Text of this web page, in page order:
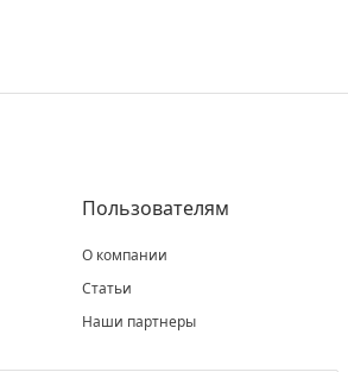
Пользователям
О компании
Статьи
Наши партнеры